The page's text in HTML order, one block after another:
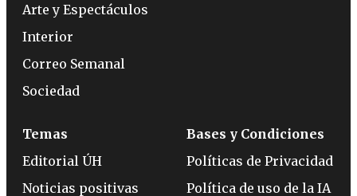
Arte y Espectáculos
Interior
Correo Semanal
Sociedad
Temas
Editorial ÚH
Noticias positivas
Bases y Condiciones
Políticas de Privacidad
Política de uso de la IA